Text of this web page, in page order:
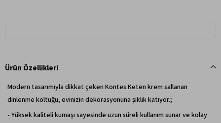
Ürün Özellikleri
Modern tasarımıyla dikkat çeken Kontes Keten krem sallanan
dinlenme koltuğu, evinizin dekorasyonuna şıklık katıyor.;
- Yüksek kaliteli kumaşı sayesinde uzun süreli kullanım sunar ve kolay